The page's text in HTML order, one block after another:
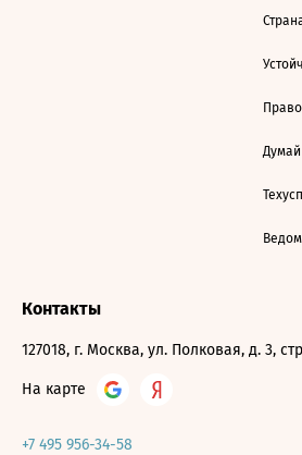
Право
Думай
Контакты
127018, г. Москва, ул. Полковая, д. 3,
На карте
+7 495 956-34-58